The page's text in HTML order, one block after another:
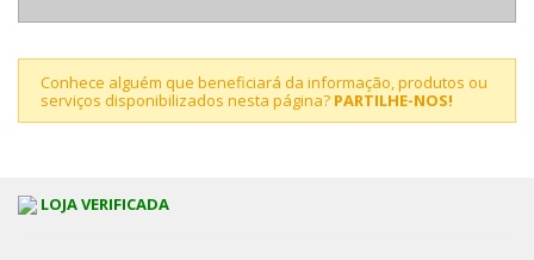
Conhece alguém que beneficiará da informação, produtos ou
serviços disponibilizados nesta página? PARTILHE-NOS!
LOJA VERIFICADA